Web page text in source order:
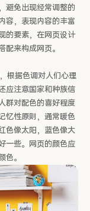
避免出现经常调整的
容，表现内容的丰富
的要素，在网页设计
来构成网页。
根据色调对人们心理
应注意国家和种族信
群对配色的喜好程度
忆性原则，通常暖色
色像太阳，蓝色像大
一些。网页的颜色应
。